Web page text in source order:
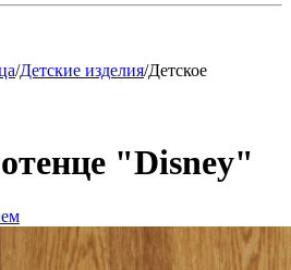
/Детские изделия/Детское
"Disney"